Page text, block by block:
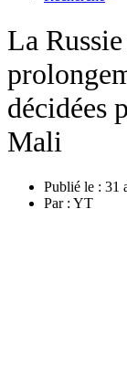
La
décidées
Mali
Publié le : 31
Par : YT